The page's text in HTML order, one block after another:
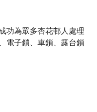
功為眾多杏花邨人處理
電子鎖、車鎖、露台鎖